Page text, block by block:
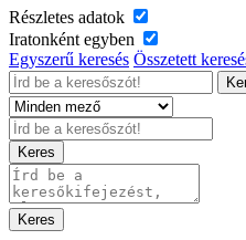
Részletes adatok
Iratonként egyben
Egyszerű keresés Összetett
Keres
Keres